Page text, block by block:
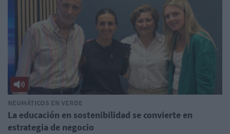
NEUMÁTICOS EN VERDE
La educación en sostenibilidad se convierte en
estrategia de negocio